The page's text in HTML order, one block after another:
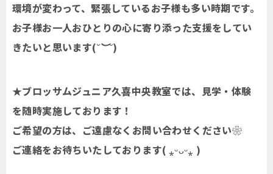
環境が変わって、緊張しているお子様も多い時期です。
お子様お一人おひとりの心に寄り添った支援をしてい
きたいと思います(˘︶˘)
★ブロッサムジュニア久喜中央教室では、見学・体験
を随時実施しております！
ご希望の方は、ご遠慮なくお問い合わせください❀
ご連絡をお待ちいたしております( ⁎ᵕᴗᵕ⁎ )